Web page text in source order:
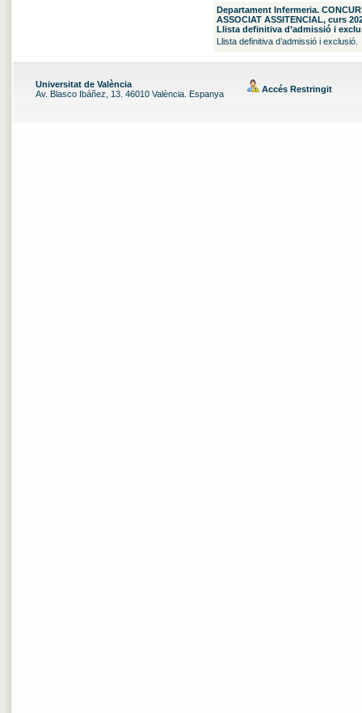
Departament Infermeria.
ASSOCIAT ASSITENCIAL, curs
Llista definitiva d’admissió i
Llista definitiva d’admissió i exclusió.
Universitat de València
Av. Blasco Ibáñez, 13. 46010 València. Espanya
Accés Restringit